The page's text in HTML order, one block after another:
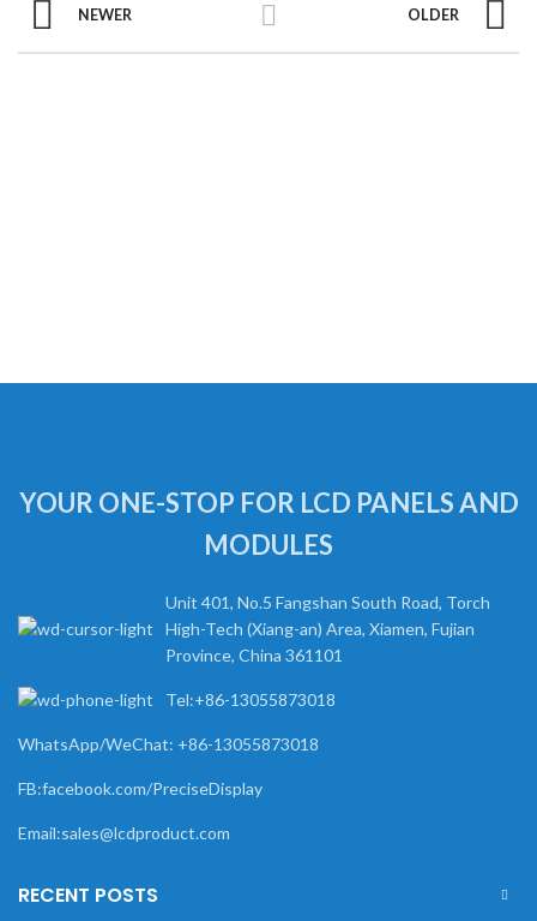
NEWER OLDER
YOUR ONE-STOP FOR LCD PANELS AND
MODULES
Unit 401, No.5 Fangshan South Road, Torch
High-Tech (Xiang-an) Area, Xiamen, Fujian
Province, China 361101
Tel:+86-13055873018
WhatsApp/WeChat: +86-13055873018
FB:facebook.com/PreciseDisplay
Email:sales@lcdproduct.com
RECENT POSTS